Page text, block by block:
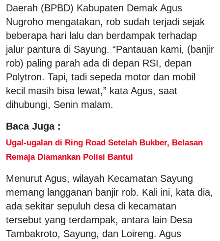
Daerah (BPBD) Kabupaten Demak Agus
Nugroho mengatakan, rob sudah terjadi sejak
beberapa hari lalu dan berdampak terhadap
jalur pantura di Sayung. “Pantauan kami, (banjir
rob) paling parah ada di depan RSI, depan
Polytron. Tapi, tadi sepeda motor dan mobil
kecil masih bisa lewat,” kata Agus, saat
dihubungi, Senin malam.
Baca Juga :
Ugal-ugalan di Ring Road Setelah Bukber, Belasan
Remaja Diamankan Polisi Bantul
Menurut Agus, wilayah Kecamatan Sayung
memang langganan banjir rob. Kali ini, kata dia,
ada sekitar sepuluh desa di kecamatan
tersebut yang terdampak, antara lain Desa
Tambakroto, Sayung, dan Loireng. Agus